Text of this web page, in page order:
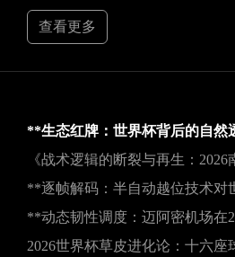
查看更多
**生态红牌：世界杯背后的自然
《战术逻辑的断裂与再生：2026